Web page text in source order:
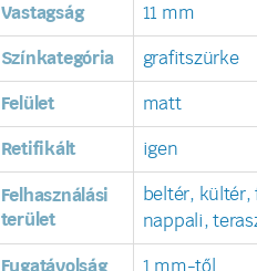
Vastagság 11 mm
Színkategória grafitszürke
Felület matt
Retifikált igen
Felhasználási
terület
beltér, kültér,
nappali,
Fugatávolság 1 mm-től